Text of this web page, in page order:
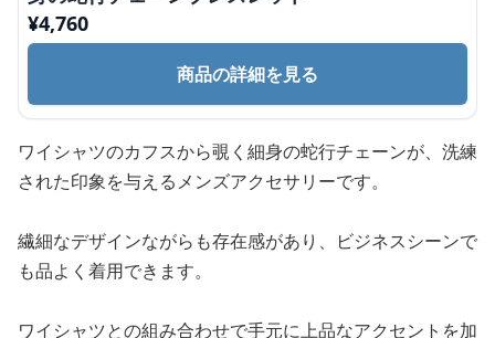
¥4,760
商品の詳細を見る
ワイシャツのカフスから覗く細身の蛇行チェーンが、洗練
された印象を与えるメンズアクセサリーです。
繊細なデザインながらも存在感があり、ビジネスシーンで
も品よく着用できます。
ワイシャツとの組み合わせで手元に上品なアクセントを加